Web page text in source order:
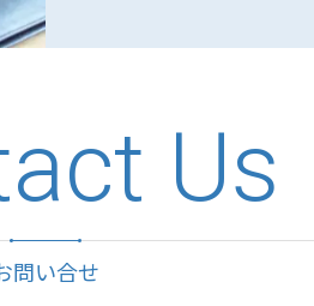
Us
問い合せ